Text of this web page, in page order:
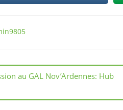
au GAL Nov’Ardennes: Hub